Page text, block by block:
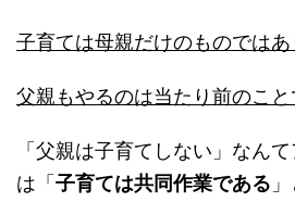
子育ては母親だけのものではあ
父親もやるのは当たり前のこと
「父親は子育てしない」なん
は「子育ては共同作業である